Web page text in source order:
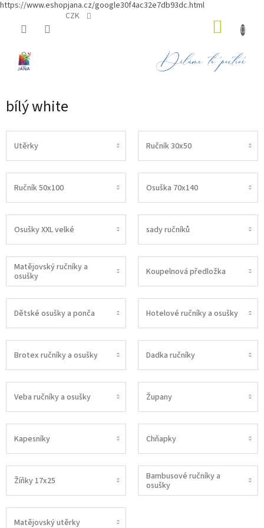
https://www.eshopjana.cz/google30f4ac32e7db93dc.html
CZK
bílý white
Utěrky Ručník 30x50
Ručník 50x100 Osuška 70x140
Osušky XXL velké sady ručníků
Matějovský ručníky a
osušky
Koupelnová předložka
Dětské osušky a ponča Hotelové ručníky a osušky
Brotex ručníky a osušky Dadka ručníky
Veba ručníky a osušky Župany
Kapesníky Chňapky
Žíňky 17x25
Bambusové ručníky a
osušky
Matějovský utěrky